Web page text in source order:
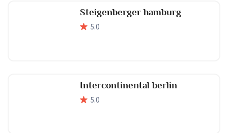
Steigenberger hamburg
5.0
Intercontinental berlin
5.0